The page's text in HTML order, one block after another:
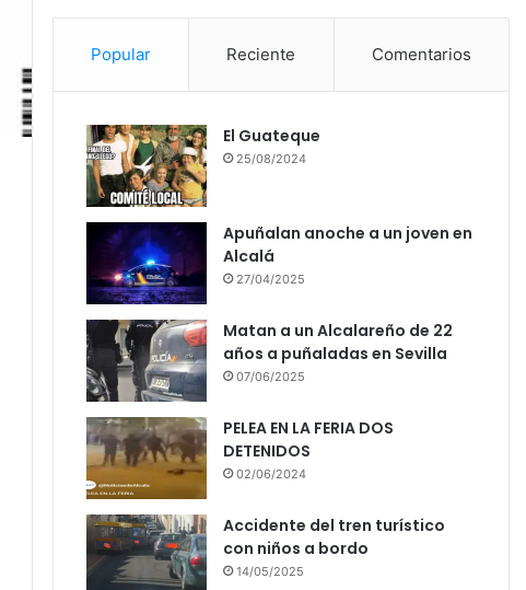
Popular Reciente Comentarios
El Guateque
25/08/2024
Apuñalan anoche a un joven en
Alcalá
27/04/2025
Matan a un Alcalareño de 22
años a puñaladas en Sevilla
07/06/2025
PELEA EN LA FERIA DOS
DETENIDOS
02/06/2024
Accidente del tren turístico
con niños a bordo
14/05/2025